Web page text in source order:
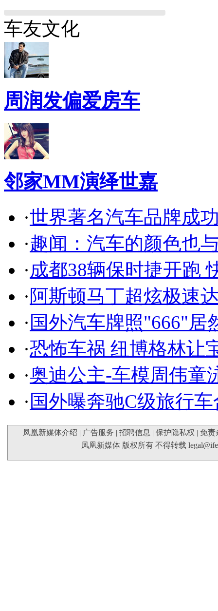
车友文化
周润发偏爱房车
邻家MM演绎世嘉
·世界著名汽车品牌成
·趣闻：汽车的颜色也
·成都38辆保时捷开跑
·阿斯顿马丁超炫极速
· 国外汽车牌照"666"居
·恐怖车祸 纽博格林让
·奥迪公主-车模周伟童
· 国外曝奔驰C级旅行
凤凰新媒体介绍 | 广告服务 | 招聘信息 | 保护隐私权 | 免责
凤凰新媒体 版权所有 不得转载